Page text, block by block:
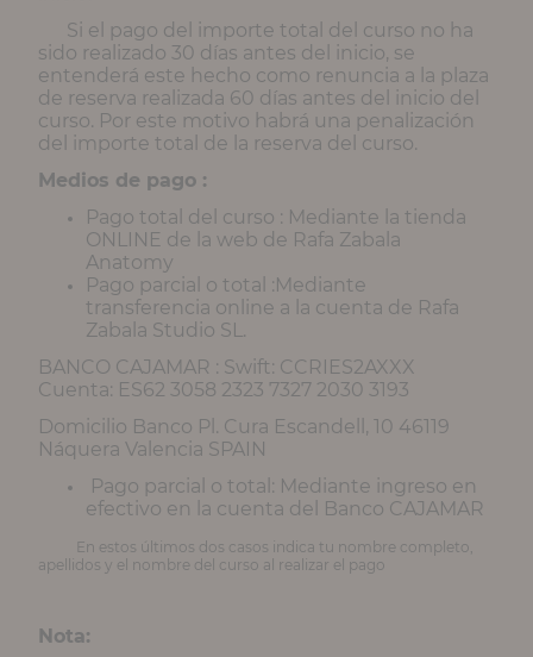
Si el pago del importe total del curso no ha
sido realizado 30 días antes del inicio, se
entenderá este hecho como renuncia a la plaza
de reserva realizada 60 días antes del inicio del
curso. Por este motivo habrá una penalización
del importe total de la reserva del curso.
Medios de pago :
Pago total del curso : Mediante la tienda
ONLINE de la web de Rafa Zabala
Anatomy
Pago parcial o total :Mediante
transferencia online a la cuenta de Rafa
Zabala Studio SL.
BANCO CAJAMAR : Swift: CCRIES2AXXX
Cuenta: ES62 3058 2323 7327 2030 3193
Domicilio Banco Pl. Cura Escandell, 10 46119
Náquera Valencia SPAIN
Pago parcial o total: Mediante ingreso en
efectivo en la cuenta del Banco CAJAMAR
En estos últimos dos casos indica tu nombre completo,
apellidos y el nombre del curso al realizar el pago
Nota: